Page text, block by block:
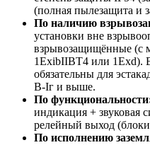
(полная пылезащита и
По наличию
установки вне
взрывозащищённые (с
1ExibIIBT4 или 1Exd).
обязательны для
В-Iг и выше.
По
индикация + звуковая
релейный выход
По исполнению